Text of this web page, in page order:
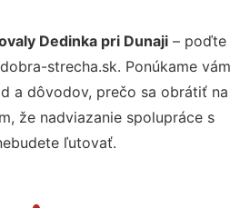
Dedinka pri Dunaji – poďte
strecha.sk. Ponúkame vám
a dôvodov, prečo sa obrátiť na
že nadviazanie spolupráce s
ľutovať.